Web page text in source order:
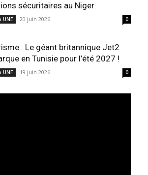
sécuritaires au Niger
UNE 20 juin 2026 0
: Le géant britannique Jet2
en Tunisie pour l’été 2027 !
UNE 19 juin 2026 0